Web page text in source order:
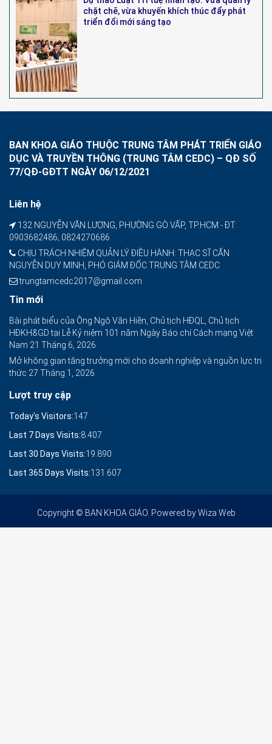
chặt chẽ, vừa khuyến khích thúc đẩy phát
triển đổi mới sáng tạo
BAN KHOA GIÁO THUỘC TRUNG TÂM PHÁT TRIỂN GIÁO
DỤC VÀ TRUYỀN THÔNG (TRUNG TÂM CEDC) – QĐ SỐ
77/QĐ-GĐTT NGÀY 06/12/2021
Liên hệ
132 NGUYỄN VĂN LƯỢNG, PHƯỜNG GÒ VẤP, TP.HCM - ĐT:
0903682486; 0824270686
CHỊU TRÁCH NHIỆM QUẢN LÝ ĐIỀU HÀNH: THẠC SĨ CẤN
NGUYỄN DUY MINH, PHÓ GIÁM ĐỐC TRUNG TÂM CEDC
trungtamcedc2017@gmail.com
Tin mới
Bài phát biểu của Ông Ngô Văn Hiền, Chủ tịch HĐQL, Chủ tịch
HĐKH&GD tại Lễ Kỷ niệm 101 năm Ngày Báo chí Cách mạng Việt
Nam 21 Tháng 6, 2026
Mở không gian tăng trưởng mới cho doanh nghiệp và nguồn lực tri
thức 27 Tháng 1, 2026
Lượt truy cập
Today's Visitors:147
Last 7 Days Visits:8.407
Last 30 Days Visits:19.890
Last 365 Days Visits:131.607
Copyright © BAN KHOA GIÁO. Powered byWiza Web